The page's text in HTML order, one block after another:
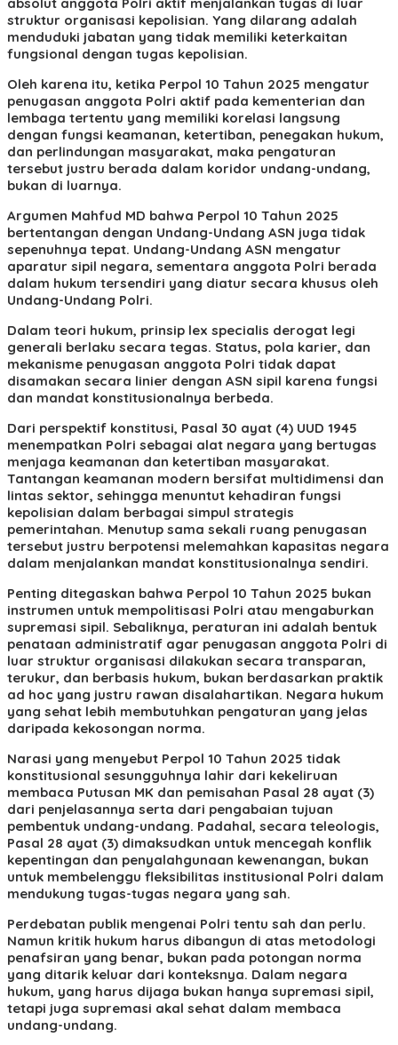
struktur organisasi kepolisian. Yang dilarang adalah
menduduki jabatan yang tidak memiliki keterkaitan
fungsional dengan tugas kepolisian.
Oleh karena itu, ketika Perpol 10 Tahun 2025 mengatur
penugasan anggota Polri aktif pada kementerian dan
lembaga tertentu yang memiliki korelasi langsung
dengan fungsi keamanan, ketertiban, penegakan hukum,
dan perlindungan masyarakat, maka pengaturan
tersebut justru berada dalam koridor undang-undang,
bukan di luarnya.
Argumen Mahfud MD bahwa Perpol 10 Tahun 2025
bertentangan dengan Undang-Undang ASN juga tidak
sepenuhnya tepat. Undang-Undang ASN mengatur
aparatur sipil negara, sementara anggota Polri berada
dalam hukum tersendiri yang diatur secara khusus oleh
Undang-Undang Polri.
Dalam teori hukum, prinsip lex specialis derogat legi
generali berlaku secara tegas. Status, pola karier, dan
mekanisme penugasan anggota Polri tidak dapat
disamakan secara linier dengan ASN sipil karena fungsi
dan mandat konstitusionalnya berbeda.
Dari perspektif konstitusi, Pasal 30 ayat (4) UUD 1945
menempatkan Polri sebagai alat negara yang bertugas
menjaga keamanan dan ketertiban masyarakat.
Tantangan keamanan modern bersifat multidimensi dan
lintas sektor, sehingga menuntut kehadiran fungsi
kepolisian dalam berbagai simpul strategis
pemerintahan. Menutup sama sekali ruang penugasan
tersebut justru berpotensi melemahkan kapasitas negara
dalam menjalankan mandat konstitusionalnya sendiri.
Penting ditegaskan bahwa Perpol 10 Tahun 2025 bukan
instrumen untuk mempolitisasi Polri atau mengaburkan
supremasi sipil. Sebaliknya, peraturan ini adalah bentuk
penataan administratif agar penugasan anggota Polri di
luar struktur organisasi dilakukan secara transparan,
terukur, dan berbasis hukum, bukan berdasarkan praktik
ad hoc yang justru rawan disalahartikan. Negara hukum
yang sehat lebih membutuhkan pengaturan yang jelas
daripada kekosongan norma.
Narasi yang menyebut Perpol 10 Tahun 2025 tidak
konstitusional sesungguhnya lahir dari kekeliruan
membaca Putusan MK dan pemisahan Pasal 28 ayat (3)
dari penjelasannya serta dari pengabaian tujuan
pembentuk undang-undang. Padahal, secara teleologis,
Pasal 28 ayat (3) dimaksudkan untuk mencegah konflik
kepentingan dan penyalahgunaan kewenangan, bukan
untuk membelenggu fleksibilitas institusional Polri dalam
mendukung tugas-tugas negara yang sah.
Perdebatan publik mengenai Polri tentu sah dan perlu.
Namun kritik hukum harus dibangun di atas metodologi
penafsiran yang benar, bukan pada potongan norma
yang ditarik keluar dari konteksnya. Dalam negara
hukum, yang harus dijaga bukan hanya supremasi sipil,
tetapi juga supremasi akal sehat dalam membaca
undang-undang.